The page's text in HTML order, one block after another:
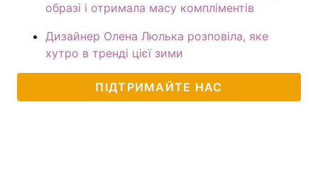
образі і отримала масу компліментів
Дизайнер Олена Люлька розповіла, яке
хутро в тренді цієї зими
ПІДТРИМАЙТЕ НАС